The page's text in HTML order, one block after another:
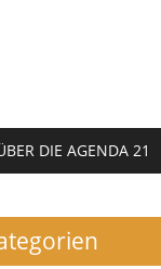
DIE AGENDA 21